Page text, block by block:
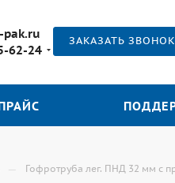
62-24
ЗАКАЗАТЬ ЗВОНОК
— Гофротруба лег. ПНД 32 мм с